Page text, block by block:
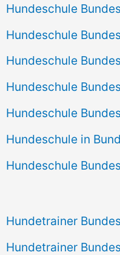
Hundeschule
Hundeschule
Hundeschule
Hundeschule
Hundeschule
Hundeschule in
Hundeschule
Hundetrainer
Hundetrainer